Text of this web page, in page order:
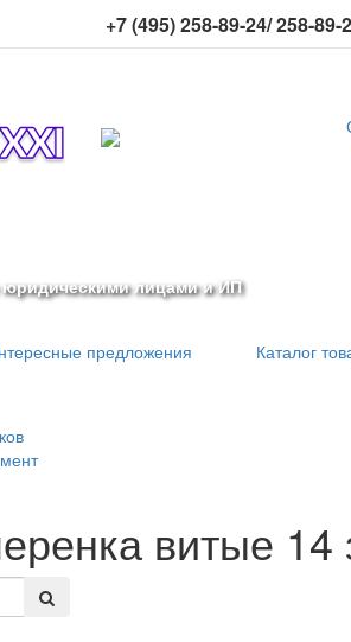
+7 (495) 258-89-24/ 258-
лицами и ИП
предложения Каталог
витые